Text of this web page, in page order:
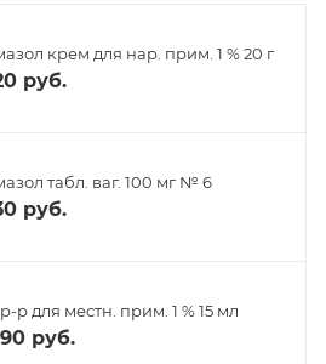
крем для нар. прим. 1 % 20 г
руб.
табл. ваг. 100 мг № 6
руб.
р для местн. прим. 1 % 15 мл
руб.